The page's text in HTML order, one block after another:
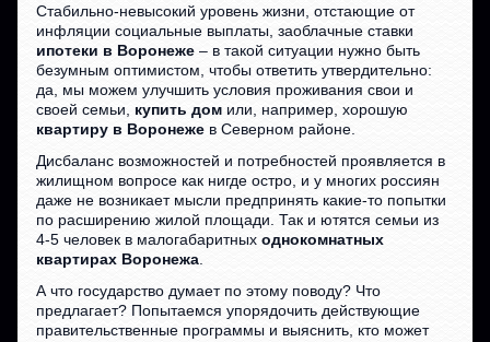
Стабильно-невысокий уровень жизни, отстающие от
инфляции социальные выплаты, заоблачные ставки
ипотеки в Воронеже – в такой ситуации нужно быть
безумным оптимистом, чтобы ответить утвердительно:
да, мы можем улучшить условия проживания свои и
своей семьи, купить дом или, например, хорошую
квартиру в Воронеже в Северном районе.
Дисбаланс возможностей и потребностей проявляется в
жилищном вопросе как нигде остро, и у многих россиян
даже не возникает мысли предпринять какие-то попытки
по расширению жилой площади. Так и ютятся семьи из
4-5 человек в малогабаритныходнокомнатных
квартирах Воронежа
А что государство думает по этому поводу? Что
предлагает? Попытаемся упорядочить действующие
правительственные программы и выяснить, кто может